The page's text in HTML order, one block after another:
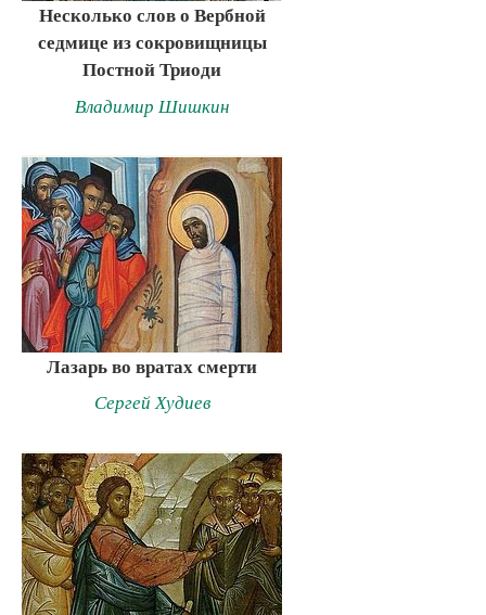
Несколько слов о Вербной
седмице из сокровищницы
Постной Триоди
Владимир Шишкин
Лазарь во вратах смерти
Сергей Худиев